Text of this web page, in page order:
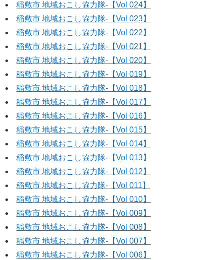
稲敷市 地域おこし協力隊‐【Vol 024】
稲敷市 地域おこし協力隊‐【Vol 023】
稲敷市 地域おこし協力隊‐【Vol 022】
稲敷市 地域おこし協力隊‐【Vol 021】
稲敷市 地域おこし協力隊‐【Vol 020】
稲敷市 地域おこし協力隊‐【Vol 019】
稲敷市 地域おこし協力隊‐【Vol 018】
稲敷市 地域おこし協力隊‐【Vol 017】
稲敷市 地域おこし協力隊‐【Vol 016】
稲敷市 地域おこし協力隊‐【Vol 015】
稲敷市 地域おこし協力隊‐【Vol 014】
稲敷市 地域おこし協力隊‐【Vol 013】
稲敷市 地域おこし協力隊‐【Vol 012】
稲敷市 地域おこし協力隊‐【Vol 011】
稲敷市 地域おこし協力隊‐【Vol 010】
稲敷市 地域おこし協力隊‐【Vol 009】
稲敷市 地域おこし協力隊‐【Vol 008】
稲敷市 地域おこし協力隊‐【Vol 007】
稲敷市 地域おこし協力隊‐【Vol 006】